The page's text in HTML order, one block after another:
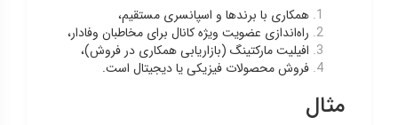
همکاری با برندها و اسپانسری مستقیم،
راه‌اندازی عضویت ویژه کانال برای مخاطبان وفادار،
افیلیت مارکتینگ (بازاریابی همکاری در فروش)،
فروش محصولات فیزیکی یا دیجیتال است.
مثال